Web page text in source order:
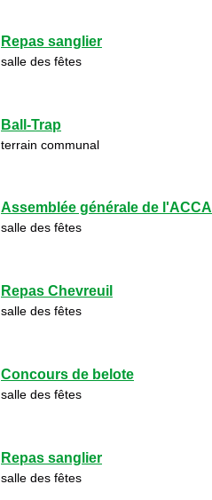
Repas sanglier
salle des fêtes
Ball-Trap
terrain communal
Assemblée générale de l'ACCA
salle des fêtes
Repas Chevreuil
salle des fêtes
Concours de belote
salle des fêtes
Repas sanglier
salle des fêtes